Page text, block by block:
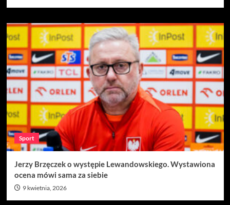
Sport
Jerzy Brzęczek o występie Lewandowskiego. Wystawiona
ocena mówi sama za siebie
9 kwietnia, 2026